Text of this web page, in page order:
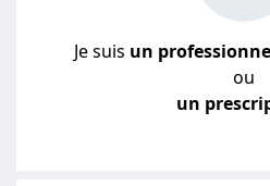
Je suis un
ou
un